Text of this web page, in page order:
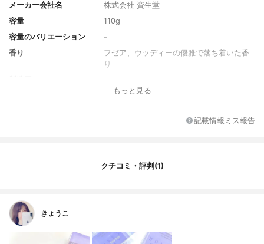
メーカー会社名
株式会社 資生堂
容量
110g
容量のバリエーション
-
香り
フゼア、ウッディーの優雅で落ち着いた香
り
水、オレイン酸Ｎａ、スクロース、ラウリ
酸Ｎａ、グリセリン、ミリスチン酸Ｎａ、
６、ＥＤＴＡ－３Ｎａ、エチドロン酸４Ｎ
もっと見る
記載情報ミス報告
クチコミ・評判(1)
きょうこ